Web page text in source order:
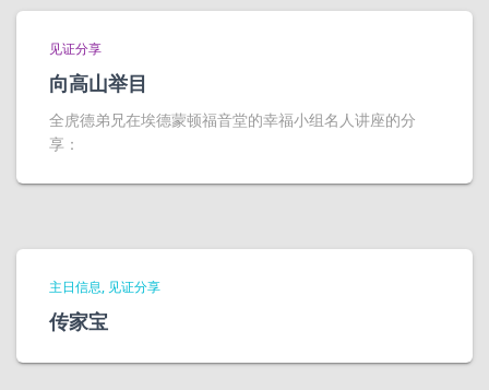
见证分享
向高山举目
全虎德弟兄在埃德蒙顿福音堂的幸福小组名人讲座的分
享：
主日信息 见证分享
传家宝